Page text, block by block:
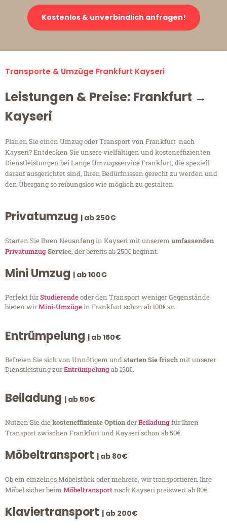
Kostenlos & unverbindlich anfragen!
Transporte & Umzüge Frankfurt Kayseri
Leistungen & Preise: Frankfurt →
Kayseri
Planen Sie einen Umzug oder Transport von Frankfurt nach
Kayseri? Entdecken Sie unsere vielfältigen und kosteneffizienten
Dienstleistungen bei Lange Umzugsservice Frankfurt, die speziell
darauf ausgerichtet sind, Ihren Bedürfnissen gerecht zu werden und
den Übergang so reibungslos wie möglich zu gestalten.
Privatumzug | ab 250€
Starten Sie Ihren Neuanfang in Kayseri mit unserem umfassenden
PrivatumzugService, der bereits ab 250€ beginnt.
Mini Umzug | ab 100€
Perfekt fürStudierendeoder den Transport weniger Gegenstände
bieten wirMini-Umzügein Frankfurt schon ab 100€ an.
Entrümpelung | ab 150€
Befreien Sie sich von Unnötigem undstarten Sie frischmit unserer
Dienstleistung zurEntrümpelungab 150€.
Beiladung | ab 50€
Nutzen Sie diekosteneffiziente OptionderBeiladungfür Ihren
Transport zwischen Frankfurt und Kayseri schon ab 50€.
Möbeltransport | ab 80€
Ob ein einzelnes Möbelstück oder mehrere, wir transportieren Ihre
Möbel sicher beim Möbeltransportnach Kayseri preiswert ab 80€.
Klaviertransport | ab 200€